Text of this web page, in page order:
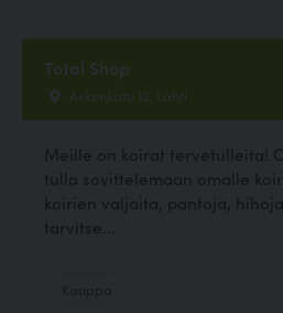
Total Shop
Askonkatu 13, Lahti
Meille on koirat tervetulleita!
tulla sovittelemaan omalle
koirien valjaita, pantoja,
tarvitse...